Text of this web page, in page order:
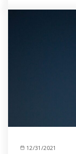
12/31/2021